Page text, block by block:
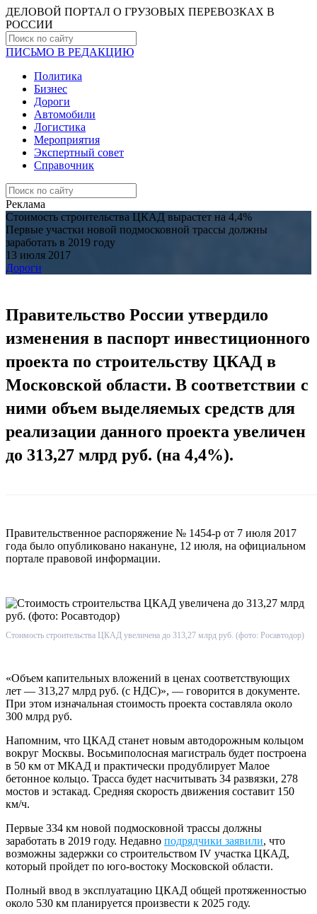
ДЕЛОВОЙ ПОРТАЛ О ГРУЗОВЫХ ПЕРЕВОЗКАХ В
РОCСИИ
ПИСЬМО В РЕДАКЦИЮ
Политика
Бизнес
Дороги
Автомобили
Логистика
Мероприятия
Экспертный совет
Справочник
Реклама
Стоимость строительства ЦКАД вырастет на 4,4%
Первые участки новой подмосковной трассы должны
заработать в 2019 году
13 июля 2017
Дороги
Правительство России утвердило
изменения в паспорт инвестиционного
проекта по строительству ЦКАД в
Московской области. В соответствии с
ними объем выделяемых средств для
реализации данного проекта увеличен
до 313,27 млрд руб. (на 4,4%).
Правительственное распоряжение № 1454-р от 7 июля 2017
года было опубликовано накануне, 12 июля, на официальном
портале правовой информации.
Стоимость строительства ЦКАД увеличена до 313,27 млрд руб. (фото: Росавтодор)
«Объем капительных вложений в ценах соответствующих
лет — 313,27 млрд руб. (с НДС)», — говорится в документе.
При этом изначальная стоимость проекта составляла около
300 млрд руб.
Напомним, что ЦКАД станет новым автодорожным кольцом
вокруг Москвы. Восьмиполосная магистраль будет построена
в 50 км от МКАД и практически продублирует Малое
бетонное кольцо. Трасса будет насчитывать 34 развязки, 278
мостов и эстакад. Средняя скорость движения составит 150
км/ч.
Первые 334 км новой подмосковной трассы должны
заработать в 2019 году. Недавно подрядчики заявили, что
возможны задержки со строительством IV участка ЦКАД,
который пройдет по юго-востоку Московской области.
Полный ввод в эксплуатацию ЦКАД общей протяженностью
около 530 км планируется произвести к 2025 году.